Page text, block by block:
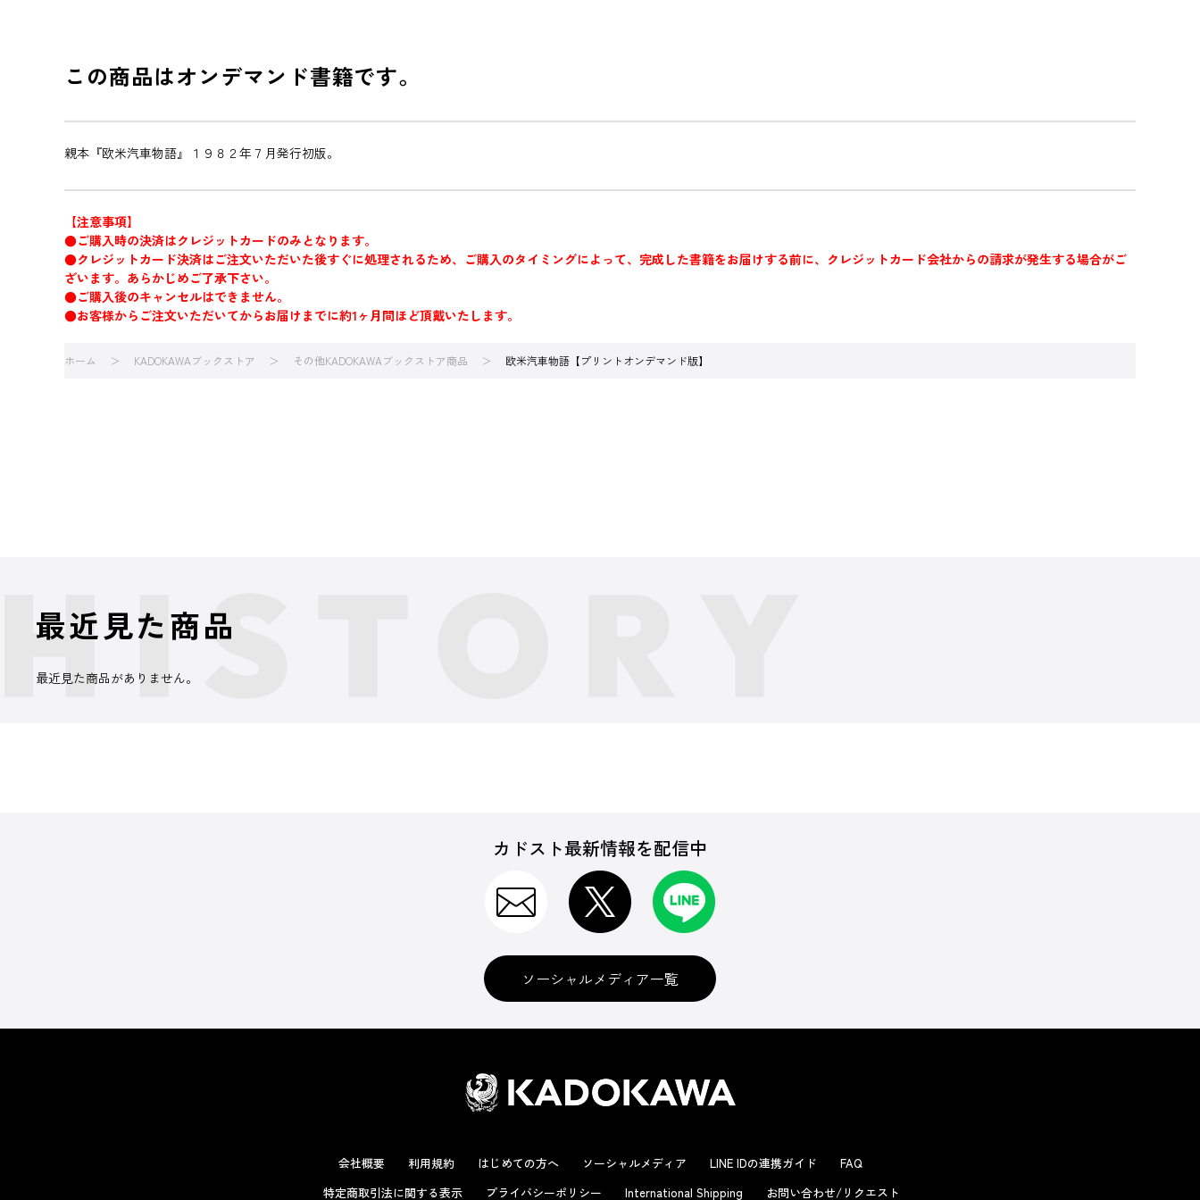
この商品はオンデマンド書籍です。
親本『欧米汽車物語』１９８２年７月発行初版。
【注意事項】
●ご購入時の決済はクレジットカードのみとなります。
●クレジットカード決済はご注文いただいた後すぐに処理されるため、ご購入のタイミングによって、完成した書籍をお届けする前に、クレジットカード会社からの請求が発生する場合がご
ざいます。あらかじめご了承下さい。
●ご購入後のキャンセルはできません。
●お客様からご注文いただいてからお届けまでに約1ヶ月間ほど頂戴いたします。
ホーム KADOKAWAブックストア その他KADOKAWAブックストア商品 欧米汽車物語【プリントオンデマンド版】
最近見た商品
最近見た商品がありません。
カドスト最新情報を配信中
ソーシャルメディア一覧
会社概要 利用規約 はじめての方へ ソーシャルメディア LINE IDの連携ガイド
FAQ
特定商取引法に関する表示
プライバシーポリシー International Shipping お問い合わせ/リクエスト